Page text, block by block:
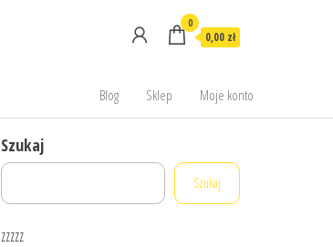
0
0,00 zł
Blog Sklep Moje konto
Szukaj
Szukaj
zzzzz